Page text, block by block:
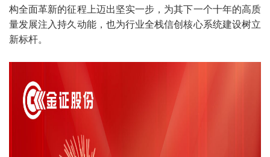
构全面革新的征程上迈出坚实一步，为其下一个十年的高质
量发展注入持久动能，也为行业全栈信创核心系统建设树立
新标杆。